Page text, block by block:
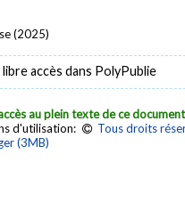
(2025)
accès dans PolyPublie
au plein texte de ce document
d'utilisation:
Tous droits
(3MB)